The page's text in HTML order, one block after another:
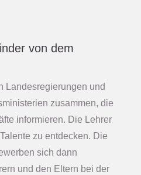
von dem
Landesregierungen und
zusammen, die
informieren. Die Lehrer
zu entdecken. Die
sich dann
und den Eltern bei der